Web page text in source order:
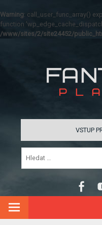
Warning: call_user_func_array()
function
/www/sites/2/site24452/
VSTUP